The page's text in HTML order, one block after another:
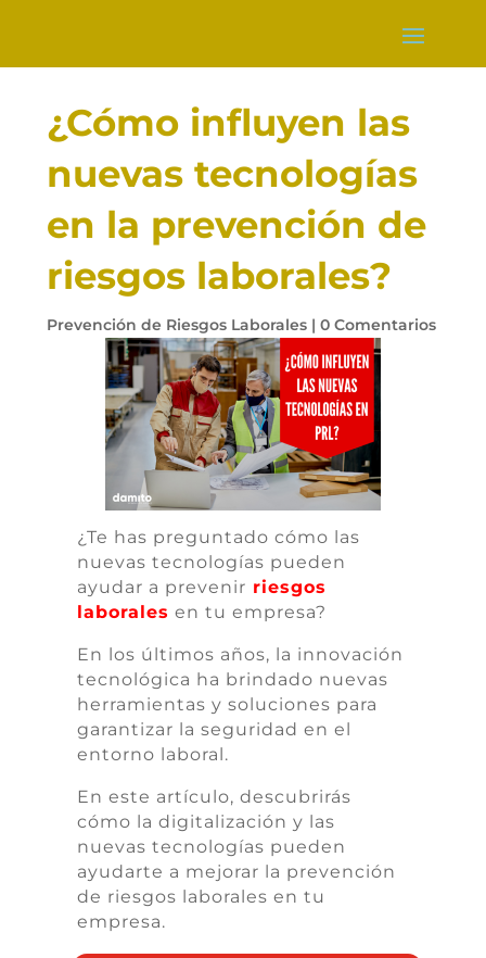
¿Cómo influyen las
nuevas tecnologías
en la prevención de
riesgos laborales?
Prevención de Riesgos Laborales| 0 Comentarios
¿Te has preguntado cómo las
nuevas tecnologías pueden
ayudar a prevenir riesgos
laborales en tu empresa?
En los últimos años, la innovación
tecnológica ha brindado nuevas
herramientas y soluciones para
garantizar la seguridad en el
entorno laboral.
En este artículo, descubrirás
cómo la digitalización y las
nuevas tecnologías pueden
ayudarte a mejorar la prevención
de riesgos laborales en tu
empresa.